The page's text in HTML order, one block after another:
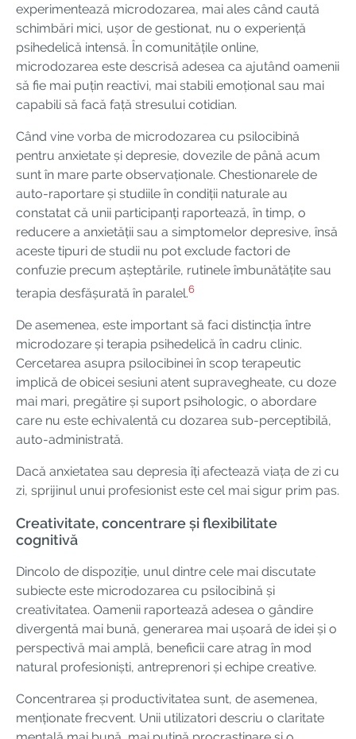
experimentează microdozarea, mai ales când caută
schimbări mici, ușor de gestionat, nu o experiență
psihedelică intensă. În comunitățile online,
microdozarea este descrisă adesea ca ajutând oamenii
să fie mai puțin reactivi, mai stabili emoțional sau mai
capabili să facă față stresului cotidian.
Când vine vorba de microdozarea cu psilocibină
pentru anxietate și depresie, dovezile de până acum
sunt în mare parte observaționale. Chestionarele de
auto-raportare și studiile în condiții naturale au
constatat că unii participanți raportează, în timp, o
reducere a anxietății sau a simptomelor depresive, însă
aceste tipuri de studii nu pot exclude factori de
confuzie precum așteptările, rutinele îmbunătățite sau
terapia desfășurată în paralel.6
De asemenea, este important să faci distincția între
microdozare și terapia psihedelică în cadru clinic.
Cercetarea asupra psilocibinei în scop terapeutic
implică de obicei sesiuni atent supravegheate, cu doze
mai mari, pregătire și suport psihologic, o abordare
care nu este echivalentă cu dozarea sub-perceptibilă,
auto-administrată.
Dacă anxietatea sau depresia îți afectează viața de zi cu
zi, sprijinul unui profesionist este cel mai sigur prim pas.
Creativitate, concentrare și flexibilitate
cognitivă
Dincolo de dispoziție, unul dintre cele mai discutate
subiecte este microdozarea cu psilocibină și
creativitatea. Oamenii raportează adesea o gândire
divergentă mai bună, generarea mai ușoară de idei și o
perspectivă mai amplă, beneficii care atrag în mod
natural profesioniști, antreprenori și echipe creative.
Concentrarea și productivitatea sunt, de asemenea,
menționate frecvent. Unii utilizatori descriu o claritate